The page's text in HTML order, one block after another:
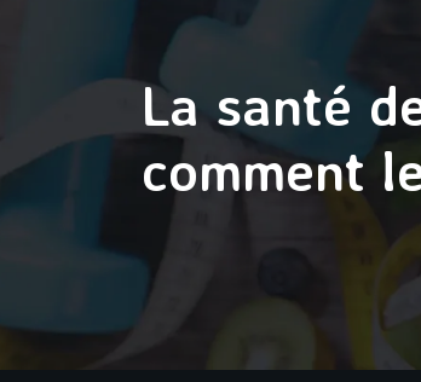
La santé
comment